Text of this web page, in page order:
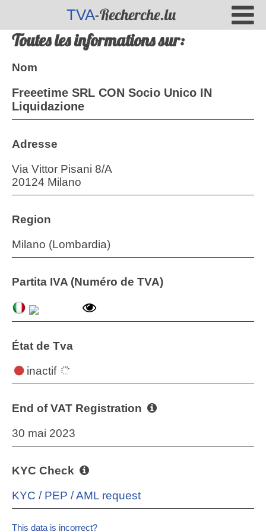
TVA-Recherche.lu
Toutes les informations sur:
Nom
Freeetime SRL CON Socio Unico IN
Liquidazione
Adresse
Via Vittor Pisani 8/A
20124 Milano
Region
Milano (Lombardia)
Partita IVA (Numéro de TVA)
État de Tva
inactif
End of VAT Registration
30 mai 2023
KYC Check
KYC / PEP / AML request
This data is incorrect?